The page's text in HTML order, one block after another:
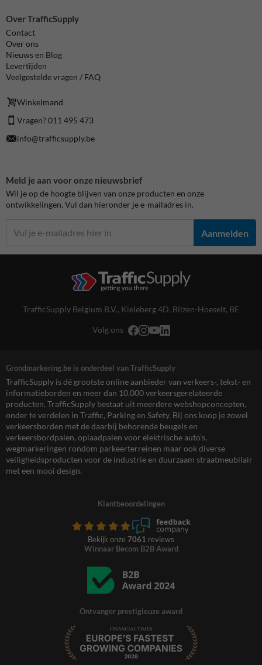
Over TrafficSupply
Contact
Over ons
Nieuws en Blog
Levertijden
Veelgestelde vragen / FAQ
Winkelmand
Vragen? 011 495 473
info@trafficsupply.be
Meld je aan voor onze nieuwsbrief
Wil je op de hoogte blijven van onze producten en onze
ontwikkelingen. Vul dan hieronder je e-mailadres in.
Aanmelden
TrafficSupply Belgium B.V., Kieleberg 4D, Bilzen-Hoeselt, BE
Volg ons
Grondmarkering.be is onderdeel van TrafficSupply
TrafficSupply is dé grootste online aanbieder van verkeers-, tekst- en
informatieborden en meer dan 10.000 verkeersgerelateerde
producten. TrafficSupply bestaat uit meerdere webshopconcepten,
onder te verdelen in Traffic, Parking en Safety. Bij ons koop je zowel
verkeersborden met de daarbij behorende beugels en
verkeersbordpalen, oplaadpalen voor elektrische auto’s,
wegmarkeringen rondom parkeerterreinen maar ook diverse
veiligheidsproducten voor de industrie en duurzaam straatmeubilair
met een mooi design.
Klantbeoordelingen
Bekijk onze 7061 reviews
Winnaar Becom B2B Award
Ontvanger prestigieuze award